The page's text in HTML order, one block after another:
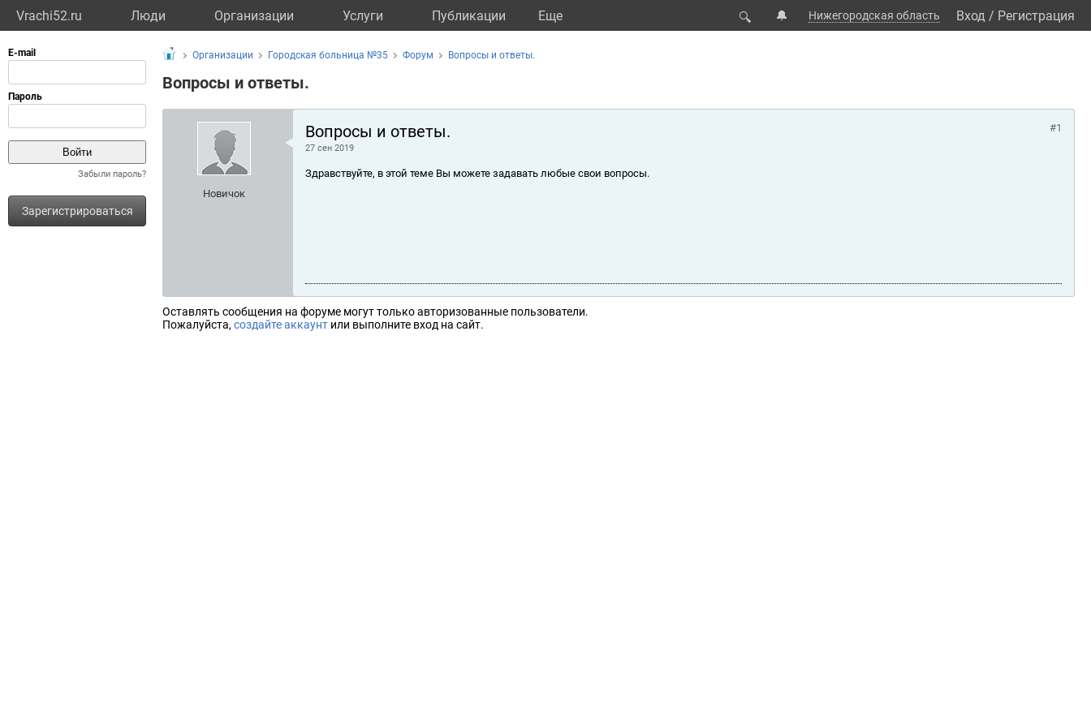
Vrachi52.ru Люди Организации Услуги Публикации Eще 🔍 🔔 Нижегородская область Вход / Регистрация
Забыли пароль?
Зарегистрироваться
Организации Городская больница №35 Форум Вопросы и ответы.
Вопросы и ответы.
Новичок
Вопросы и ответы.
27 сен 2019
#1
Здравствуйте, в этой теме Вы можете задавать любые свои вопросы.
Оставлять сообщения на форуме могут только авторизованные пользователи.
Пожалуйста, создайте аккаунт или выполните вход на сайт.